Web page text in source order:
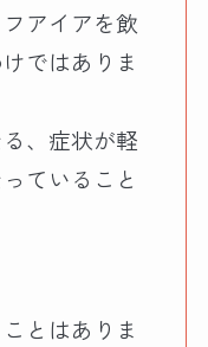
アイアを飲
ではありま
、症状が軽
ていること
とはありま